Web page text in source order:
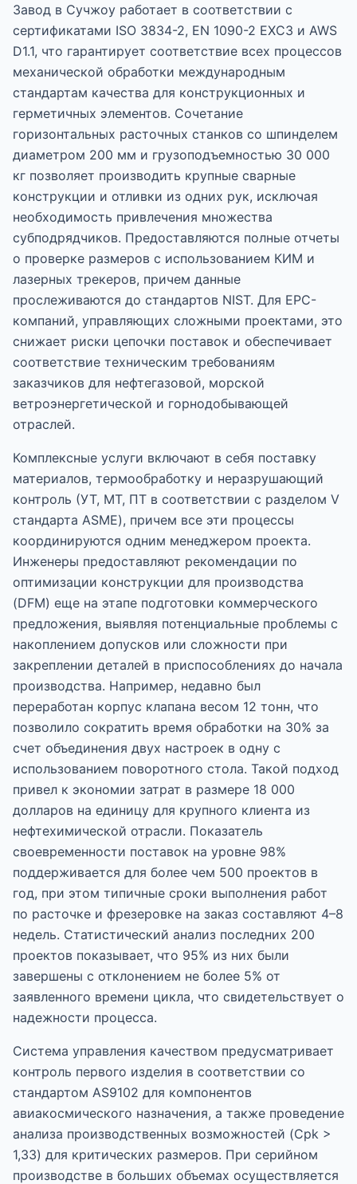
Завод в Сучжоу работает в соответствии с
сертификатами ISO 3834-2, EN 1090-2 EXC3 и AWS
D1.1, что гарантирует соответствие всех процессов
механической обработки международным
стандартам качества для конструкционных и
герметичных элементов. Сочетание
горизонтальных расточных станков со шпинделем
диаметром 200 мм и грузоподъемностью 30 000
кг позволяет производить крупные сварные
конструкции и отливки из одних рук, исключая
необходимость привлечения множества
субподрядчиков. Предоставляются полные отчеты
о проверке размеров с использованием КИМ и
лазерных трекеров, причем данные
прослеживаются до стандартов NIST. Для EPC-
компаний, управляющих сложными проектами, это
снижает риски цепочки поставок и обеспечивает
соответствие техническим требованиям
заказчиков для нефтегазовой, морской
ветроэнергетической и горнодобывающей
отраслей.
Комплексные услуги включают в себя поставку
материалов, термообработку и неразрушающий
контроль (УТ, МТ, ПТ в соответствии с разделом V
стандарта ASME), причем все эти процессы
координируются одним менеджером проекта.
Инженеры предоставляют рекомендации по
оптимизации конструкции для производства
(DFM) еще на этапе подготовки коммерческого
предложения, выявляя потенциальные проблемы с
накоплением допусков или сложности при
закреплении деталей в приспособлениях до начала
производства. Например, недавно был
переработан корпус клапана весом 12 тонн, что
позволило сократить время обработки на 30% за
счет объединения двух настроек в одну с
использованием поворотного стола. Такой подход
привел к экономии затрат в размере 18 000
долларов на единицу для крупного клиента из
нефтехимической отрасли. Показатель
своевременности поставок на уровне 98%
поддерживается для более чем 500 проектов в
год, при этом типичные сроки выполнения работ
по расточке и фрезеровке на заказ составляют 4–8
недель. Статистический анализ последних 200
проектов показывает, что 95% из них были
завершены с отклонением не более 5% от
заявленного времени цикла, что свидетельствует о
надежности процесса.
Система управления качеством предусматривает
контроль первого изделия в соответствии со
стандартом AS9102 для компонентов
авиакосмического назначения, а также проведение
анализа производственных возможностей (Cpk >
1,33) для критических размеров. При серийном
производстве в больших объемах осуществляется